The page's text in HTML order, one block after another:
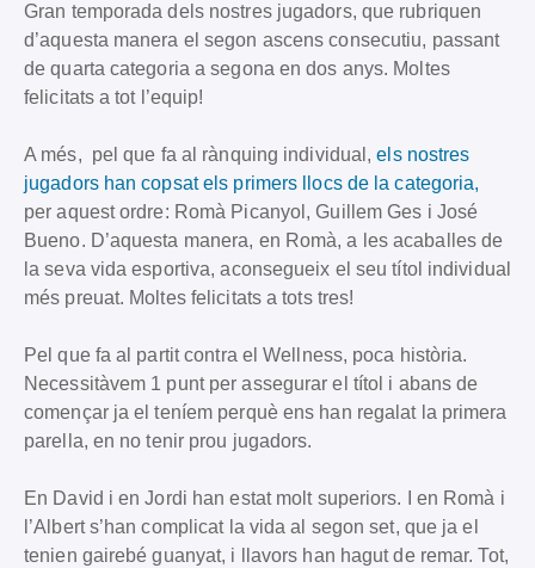
Gran temporada dels nostres jugadors, que rubriquen
d’aquesta manera el segon ascens consecutiu, passant
de quarta categoria a segona en dos anys. Moltes
felicitats a tot l’equip!
A més, pel que fa al rànquing individual,els nostres
jugadors han copsat els primers llocs de la categoria,
per aquest ordre: Romà Picanyol, Guillem Ges i José
Bueno. D’aquesta manera, en Romà, a les acaballes de
la seva vida esportiva, aconsegueix el seu títol individual
més preuat. Moltes felicitats a tots tres!
Pel que fa al partit contra el Wellness, poca història.
Necessitàvem 1 punt per assegurar el títol i abans de
començar ja el teníem perquè ens han regalat la primera
parella, en no tenir prou jugadors.
En David i en Jordi han estat molt superiors. I en Romà i
l’Albert s’han complicat la vida al segon set, que ja el
tenien gairebé guanyat, i llavors han hagut de remar. Tot,